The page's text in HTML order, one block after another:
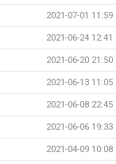
2021-07-01 11:59
2021-06-24 12:41
2021-06-20 21:50
2021-06-13 11:05
2021-06-08 22:45
2021-06-06 19:33
2021-04-09 10:08